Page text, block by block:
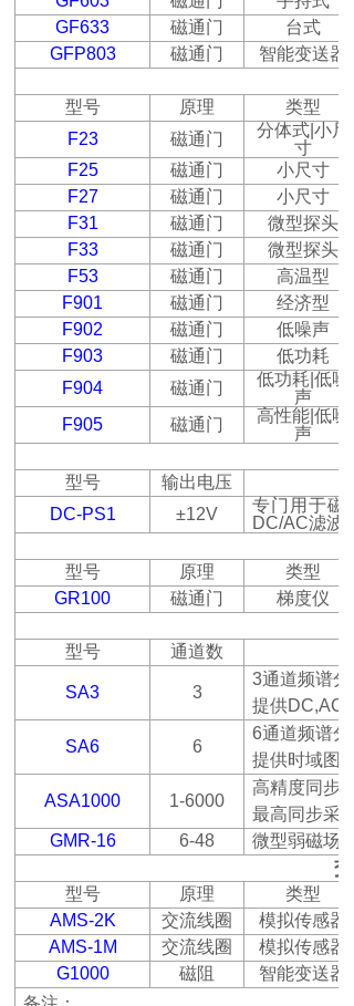
GF633
磁通门
台式
GFP803
磁通门 智能变送器
型号 原理
类型
F23
磁通门 分体式 小尺
寸
F25
磁通门
小尺寸
F27
磁通门
小尺寸
F31
磁通门
微型探头
F33
磁通门
微型探头
F53
磁通门
高温型
F901
磁通门
经济型
F902
磁通门
低噪声
F903
磁通门
低功耗
F904
磁通门 低功耗 低噪
声
F905
磁通门 高性能 低噪
声
型号
输出电压
DC-PS1
±12V
专门用于磁
DC/AC滤波
型号 原理
类型
GR100
磁通门 梯度仪
型号 通道数
SA3 3
3通道频谱分
提供DC,AC
SA6 6
6通道频谱分
提供时域图
ASA1000 1-6000
高精度同步
最高同步采
GMR-16
6-48 微型弱磁场
型号 原理
类型
AMS-2K
交流线圈
模拟传感器
AMS-1M
交流线圈
模拟传感器
G1000
磁阻
智能变送器